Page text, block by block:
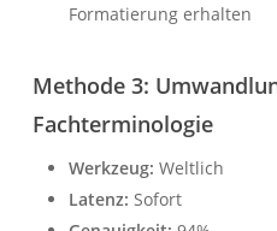
Formatierung erhalten
Methode 3:
Fachterminologie
Werkzeug: Weltlich
Latenz: Sofort